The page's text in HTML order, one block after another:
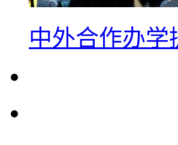
中外合作办